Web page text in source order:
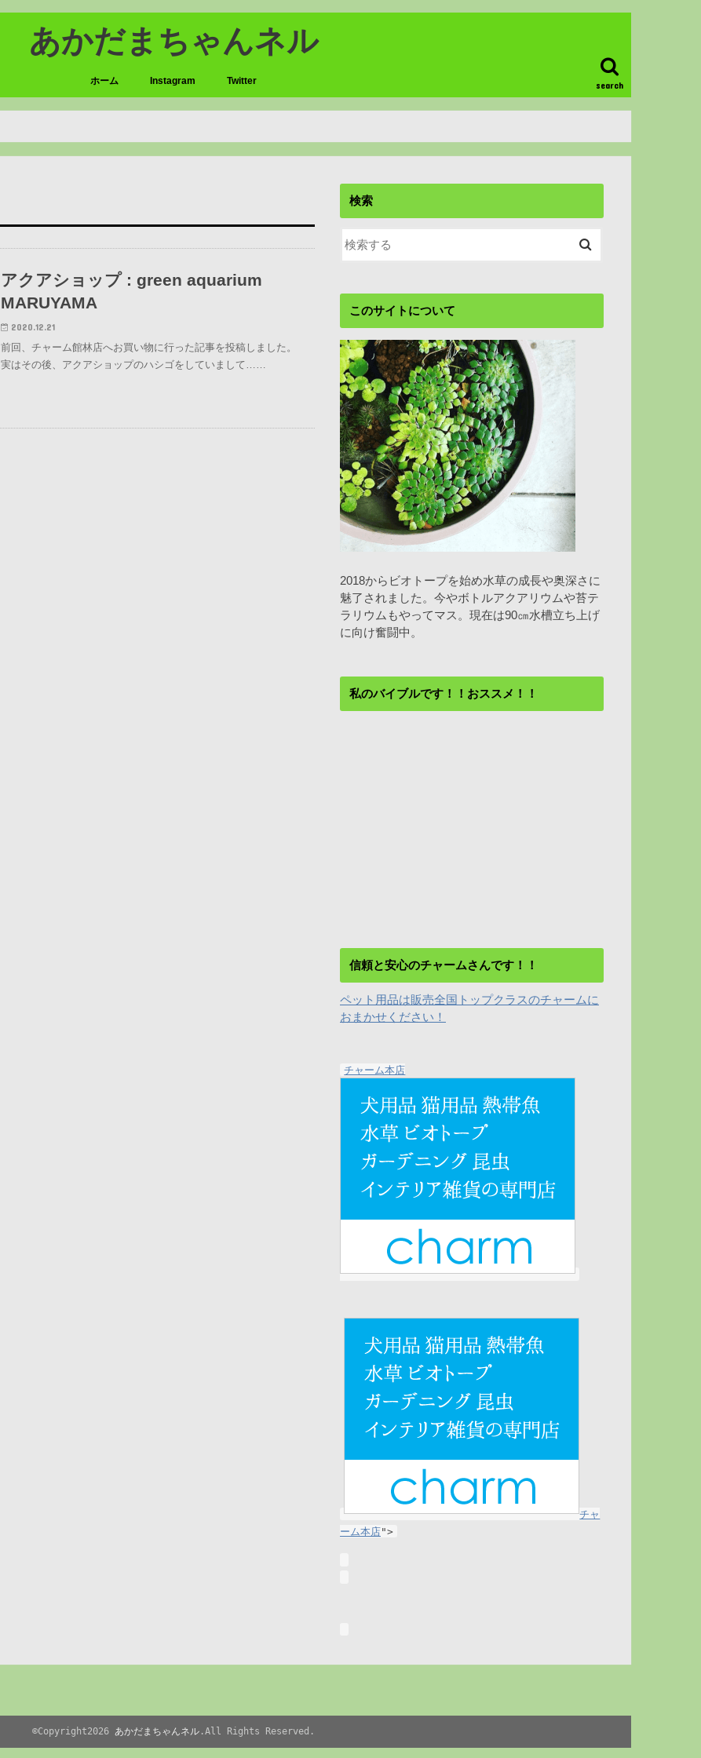
あかだまちゃんネル
search
ホーム Instagram Twitter
アクアショップ : green aquarium
MARUYAMA
2020.12.21
前回、チャーム館林店へお買い物に行った記事を投稿しました。
実はその後、アクアショップのハシゴをしていまして……
検索
このサイトについて
2018からビオトープを始め水草の成長や奥深さに
魅了されました。今やボトルアクアリウムや苔テ
ラリウムもやってマス。現在は90㎝水槽立ち上げ
に向け奮闘中。
私のバイブルです！！おススメ！！
信頼と安心のチャームさんです！！
ペット用品は販売全国トップクラスのチャームに
おまかせください！
チャーム本店
チャ
ーム本店">
©Copyright2026 あかだまちゃんネル .All Rights Reserved.